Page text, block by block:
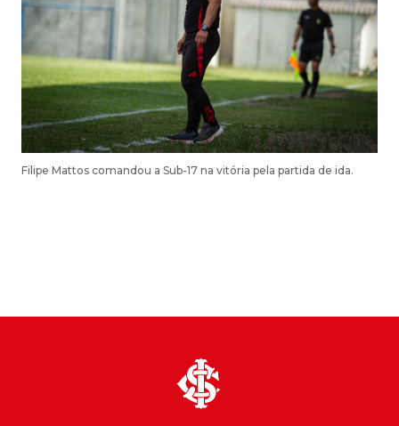
Filipe Mattos comandou a Sub-17 na vitória pela partida de ida.